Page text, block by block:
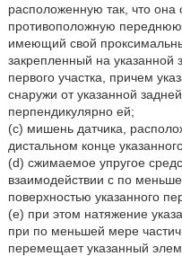
расположенную так, что она
противоположную переднюю
имеющий свой
закрепленный на указанной
первого участка, причем
снаружи от указанной
перпендикулярно ей;
(c) мишень датчика,
дистальном конце
(d) сжимаемое упругое
взаимодействии с по
поверхностью указанного
(e) при этом натяжение
при по меньшей мере
перемещает указанный